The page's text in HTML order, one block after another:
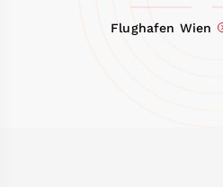
Flughafen Wien